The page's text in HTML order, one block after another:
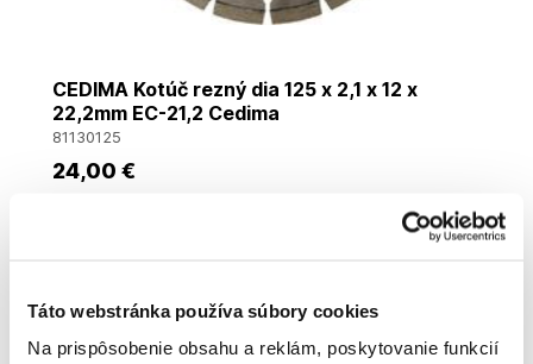
Táto webstránka používa súbory cookies
Na prispôsobenie obsahu a reklám, poskytovanie funkcií
CEDIMA Kotúč rezný dia 125 x 2,1 x 12 x
22,2mm EC-21,2 Cedima
81130125
24,00 €